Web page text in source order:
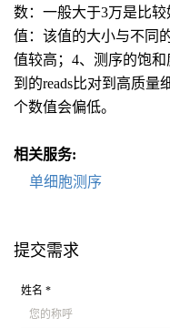
数：一般大于3万是比
值：该值的大小与不同
值较高；4、测序的饱
到的reads比对到高质
个数值会偏低。
相关服务:
单细胞测序
提交需求
姓名 *